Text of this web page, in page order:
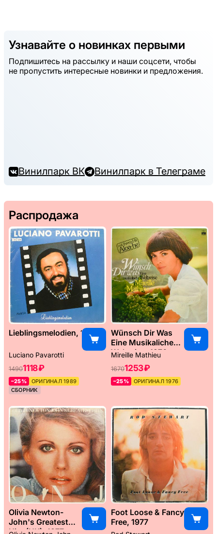
Узнавайте о новинках первыми
Подпишитесь на рассылку и наши соцсети, чтобы
не пропустить интересные новинки и предложения.
Винилпарк ВК Винилпарк в Телеграме
Распродажа
Lieblingsmelodien, 1989
Luciano Pavarotti
14901118 ₽
–25%
ОРИГИНАЛ 1989
СБОРНИК
Wünsch Dir Was
Eine Musikaliche
Weltreise, 1976
Mireille Mathieu
16701253 ₽
–25% ОРИГИНАЛ 1976
Olivia Newton-
John's Greatest
Hits (UK), 1977
Foot Loose & Fancy
Free, 1977